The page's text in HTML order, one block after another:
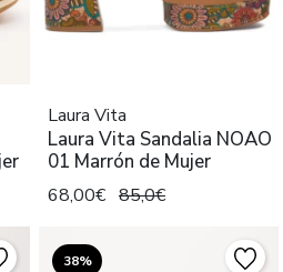
Laura Vita
Laura Vita Sandalia NOAO
01 Marrón de Mujer
68,00€ 85,0€
38%